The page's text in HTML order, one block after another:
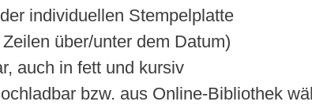
individuellen Stempelplatte
über/unter dem Datum)
auch in fett und kursiv
bzw. aus Online-Bibliothek